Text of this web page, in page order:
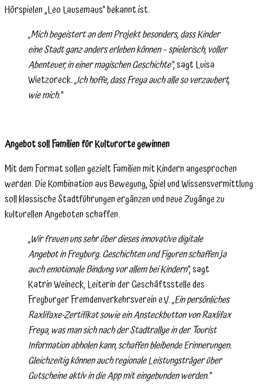
Hörspielen „Leo Lausemaus“ bekannt ist.
„Mich begeistert an dem Projekt besonders, dass Kinder
eine Stadt ganz anders erleben können – spielerisch, voller
Abenteuer, in einer magischen Geschichte“, sagt Luisa
Wietzoreck.„Ich hoffe, dass Freya auch alle so verzaubert,
wie mich.“
Angebot soll Familien für Kulturorte gewinnen
Mit dem Format sollen gezielt Familien mit Kindern angesprochen
werden. Die Kombination aus Bewegung, Spiel und Wissensvermittlung
soll klassische Stadtführungen ergänzen und neue Zugänge zu
kulturellen Angeboten schaffen.
„Wir freuen uns sehr über dieses innovative digitale
Angebot in Freyburg. Geschichten und Figuren schaffen ja
auch emotionale Bindung vor allem bei Kindern“, sagt
Katrin Weineck, Leiterin der Geschäftsstelle des
Freyburger Fremdenverkehrsverein e.V.„Ein persönliches
Raxlifaxe-Zertifikat sowie ein Ansteckbutton von Raxlifax
Freya, was man sich nach der Stadtrallye in der Tourist
Information abholen kann, schaffen bleibende Erinnerungen.
Gleichzeitig können auch regionale Leistungsträger über
Gutscheine aktiv in die App mit eingebunden werden.“